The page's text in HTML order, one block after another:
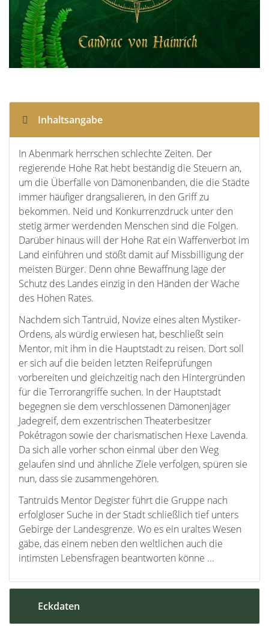
Inhaltsangabe
In Abenmark herrschen schlechte Zeiten. Der
regierende Hohe Rat hebt beständig die Steuern an,
um die Überfälle von Dämonenbanden, die die Städte
immer häufiger drangsalieren, in den Griff zu
bekommen. Neid und Konkurrenzdruck unter den
stetig ärmer werdenden Menschen sind die Folgen.
Darüber hinaus will der Hohe Rat ein Waffenverbot im
Land einführen und stößt damit auf Missbilligung der
meisten Bürger. Denn ohne Bewaffnung läge der
Schutz des Landes einzig in den Händen der Wache
des Hohen Rates.
Nachdem sich Tantruid, Novize eines alten Mystiker-
Ordens, als würdig erwiesen hat, beschließt sein
Mentor, mit ihm in die Hauptstadt zu reisen. Dort soll
er sich auf die beiden letzten Reifeprüfungen
vorbereiten und gleichzeitig nach den Hintergründen
für die Terrorangriffe suchen. In der Hauptstadt
begegnen sie dem verschlossenen Dämonenjäger
Jadegreif, dem exzentrischen Theaterbesitzer
Pokétragon sowie der charismatischen Hexe Lavenda.
Da sich alle vorher schon einmal über den Weg
gelaufen sind und ähnliche Ziele verfolgen, spüren sie
nun, dass sie zusammengehören.
Tantruids Mentor Degister führt die Gruppe nach
erfolgloser Suche in der Stadt schließlich tief unters
Gebirge der Landesgrenze. Wo es ein uraltes Wesen
gäbe, das einem neben den weltlichen auch die
intimsten Lebensfragen beantworten könne ...
Eckdaten